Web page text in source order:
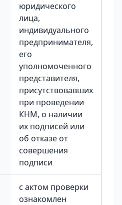
юридического
лица,
индивидуального
предпринимателя,
его
уполномоченного
представителя,
присутствовавших
при проведении
КНМ, о наличии
их подписей или
об отказе от
совершения
подписи
с актом проверки
ознакомлен